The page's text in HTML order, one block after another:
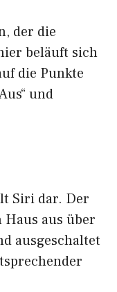
der die
beläuft sich
die Punkte
und
Siri dar. Der
Haus aus über
ausgeschaltet